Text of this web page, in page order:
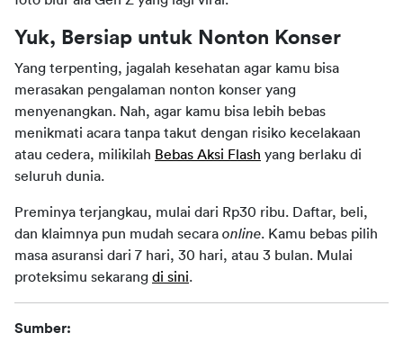
Yuk, Bersiap untuk Nonton Konser
Yang terpenting, jagalah kesehatan agar kamu bisa
merasakan pengalaman nonton konser yang
menyenangkan. Nah, agar kamu bisa lebih bebas
menikmati acara tanpa takut dengan risiko kecelakaan
atau cedera, milikilah Bebas Aksi Flash yang berlaku di
seluruh dunia.
Preminya terjangkau, mulai dari Rp30 ribu. Daftar, beli,
dan klaimnya pun mudah secara online. Kamu bebas pilih
masa asuransi dari 7 hari, 30 hari, atau 3 bulan. Mulai
proteksimu sekarang di sini.
Sumber: